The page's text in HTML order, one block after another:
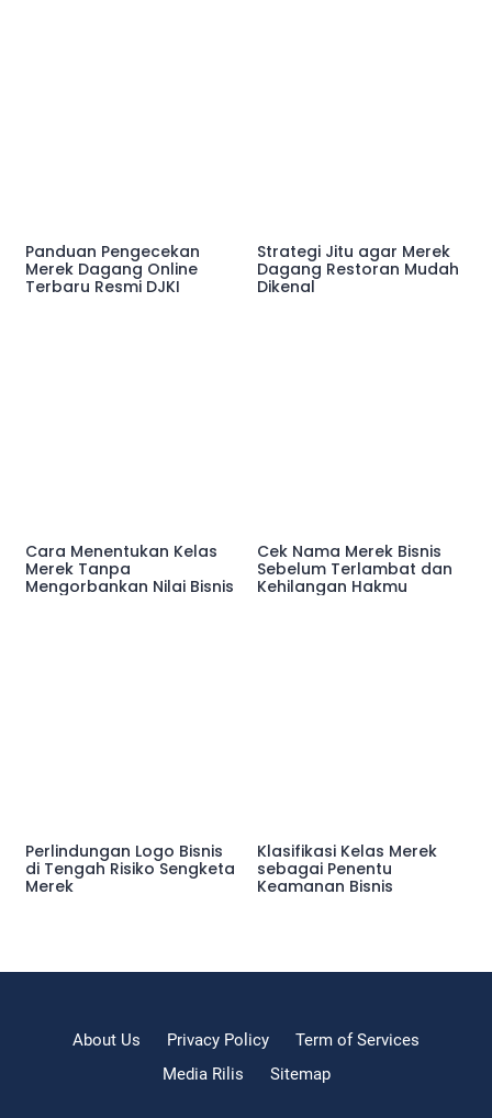
Panduan Pengecekan
Merek Dagang Online
Terbaru Resmi DJKI
Strategi Jitu agar Merek
Dagang Restoran Mudah
Dikenal
Cara Menentukan Kelas
Merek Tanpa
Mengorbankan Nilai Bisnis
Cek Nama Merek Bisnis
Sebelum Terlambat dan
Kehilangan Hakmu
Perlindungan Logo Bisnis
di Tengah Risiko Sengketa
Merek
Klasifikasi Kelas Merek
sebagai Penentu
Keamanan Bisnis
About Us Privacy Policy
Term of Services
Media Rilis
Sitemap